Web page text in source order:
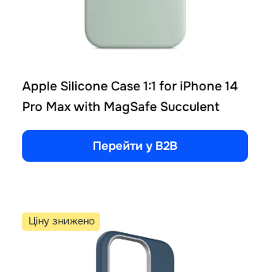
Apple Silicone Case 1:1 for iPhone 14
Pro Max with MagSafe Succulent
Перейти у B2B
Ціну знижено